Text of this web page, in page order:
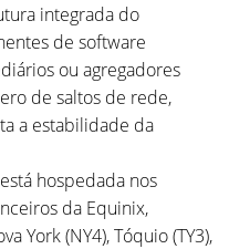
integrada do
de software
ou agregadores
de saltos de rede,
a estabilidade da
hospedada nos
da Equinix,
York (NY4), Tóquio (TY3),